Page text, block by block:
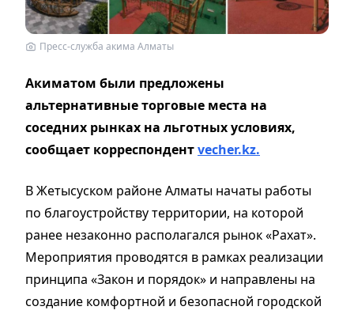
Пресс-служба акима Алматы
Акиматом были предложены
альтернативные торговые места на
соседних рынках на льготных условиях,
сообщает корреспондентvecher.kz.
В Жетысуском районе Алматы начаты работы
по благоустройству территории, на которой
ранее незаконно располагался рынок «Рахат».
Мероприятия проводятся в рамках реализации
принципа «Закон и порядок» и направлены на
создание комфортной и безопасной городской